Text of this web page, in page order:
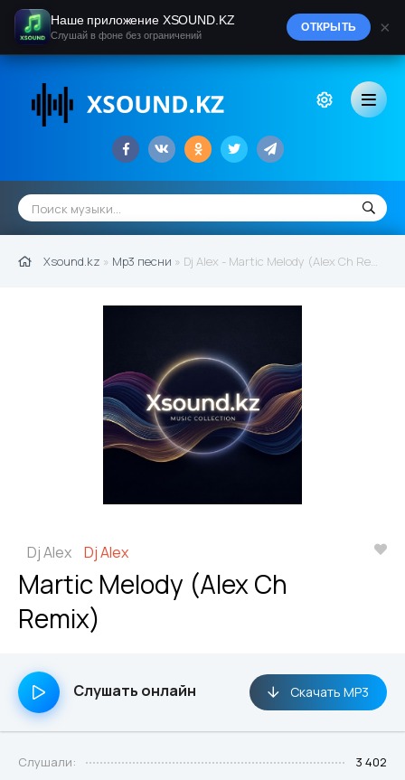
Xsound.kz » Mp3 песни » Dj Alex - Martic Melody (Alex Ch Remix)
Dj Alex Dj Alex
Martic Melody (Alex Ch
Remix)
Слушать онлайн Скачать MP3
Слушали:
3 402
Наше приложение XSOUND.KZ
Слушай в фоне без ограничений
ОТКРЫТЬ ×